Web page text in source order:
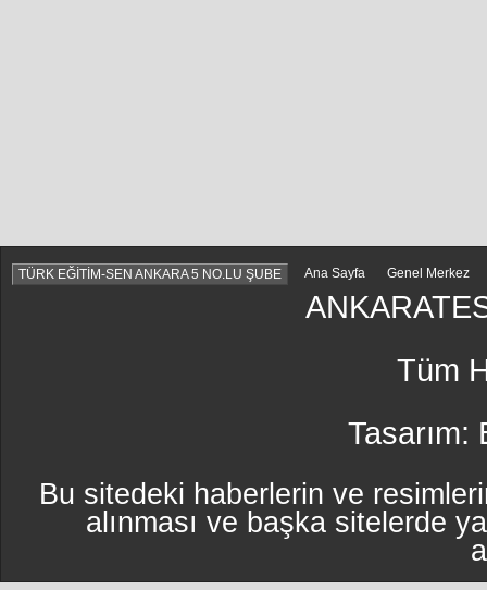
TÜRK EĞİTİM-SEN ANKARA 5 NO.LU ŞUBE Ana Sayfa Genel Merkez
Tüm
Tasarım:
Bu sitedeki haberlerin ve
alınması ve başka sitelerde